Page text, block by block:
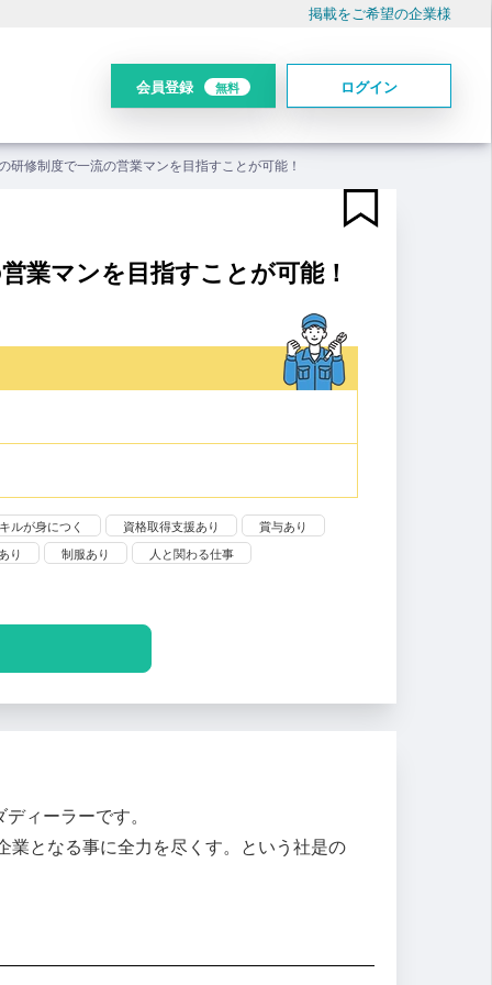
掲載をご希望の企業様
会員登録 無料 ログイン
修制度で一流の営業マンを目指すことが可能！
業マンを目指すことが可能！
ルが身につく 資格取得支援あり
賞与あり
り
制服あり 人と関わる仕事
ィーラーです。
業となる事に全力を尽くす。という社是の